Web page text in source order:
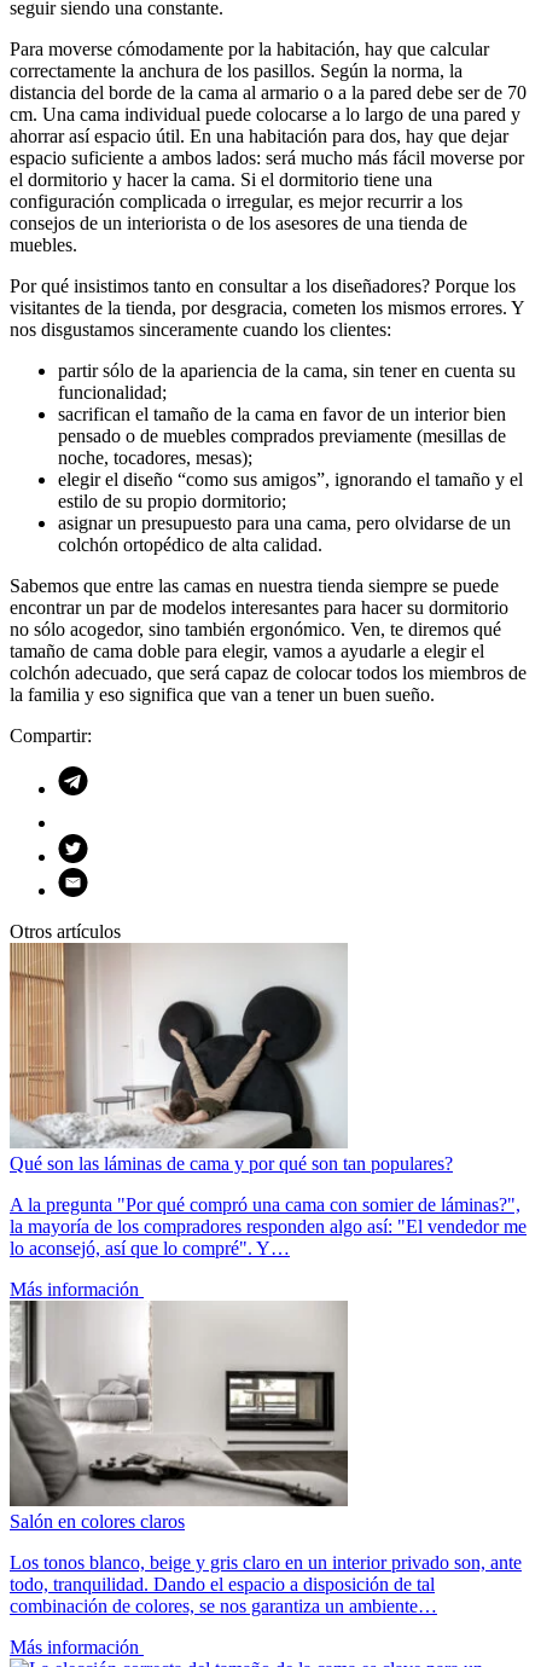
seguir siendo una constante.
Para moverse cómodamente por la habitación, hay que calcular
correctamente la anchura de los pasillos. Según la norma, la
distancia del borde de la cama al armario o a la pared debe ser de 70
cm. Una cama individual puede colocarse a lo largo de una pared y
ahorrar así espacio útil. En una habitación para dos, hay que dejar
espacio suficiente a ambos lados: será mucho más fácil moverse por
el dormitorio y hacer la cama. Si el dormitorio tiene una
configuración complicada o irregular, es mejor recurrir a los
consejos de un interiorista o de los asesores de una tienda de
muebles.
Por qué insistimos tanto en consultar a los diseñadores? Porque los
visitantes de la tienda, por desgracia, cometen los mismos errores. Y
nos disgustamos sinceramente cuando los clientes:
partir sólo de la apariencia de la cama, sin tener en cuenta su
funcionalidad;
sacrifican el tamaño de la cama en favor de un interior bien
pensado o de muebles comprados previamente (mesillas de
noche, tocadores, mesas);
elegir el diseño “como sus amigos”, ignorando el tamaño y el
estilo de su propio dormitorio;
asignar un presupuesto para una cama, pero olvidarse de un
colchón ortopédico de alta calidad.
Sabemos que entre las camas en nuestra tienda siempre se puede
encontrar un par de modelos interesantes para hacer su dormitorio
no sólo acogedor, sino también ergonómico. Ven, te diremos qué
tamaño de cama doble para elegir, vamos a ayudarle a elegir el
colchón adecuado, que será capaz de colocar todos los miembros de
la familia y eso significa que van a tener un buen sueño.
Compartir:
Otros artículos
Qué son las láminas de cama y por qué son tan populares?
A la pregunta "Por qué compró una cama con somier de láminas?",
la mayoría de los compradores responden algo así: "El vendedor me
lo aconsejó, así que lo compré". Y…
Más información
Salón en colores claros
Los tonos blanco, beige y gris claro en un interior privado son, ante
todo, tranquilidad. Dando el espacio a disposición de tal
combinación de colores, se nos garantiza un ambiente…
Más información